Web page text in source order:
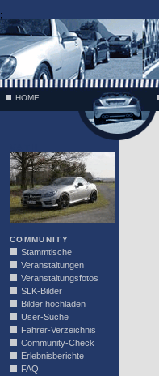
;
HOME
COMMUNITY
Stammtische
Veranstaltungen
Veranstaltungsfotos
SLK-Bilder
Bilder hochladen
User-Suche
Fahrer-Verzeichnis
Community-Check
Erlebnisberichte
FAQ